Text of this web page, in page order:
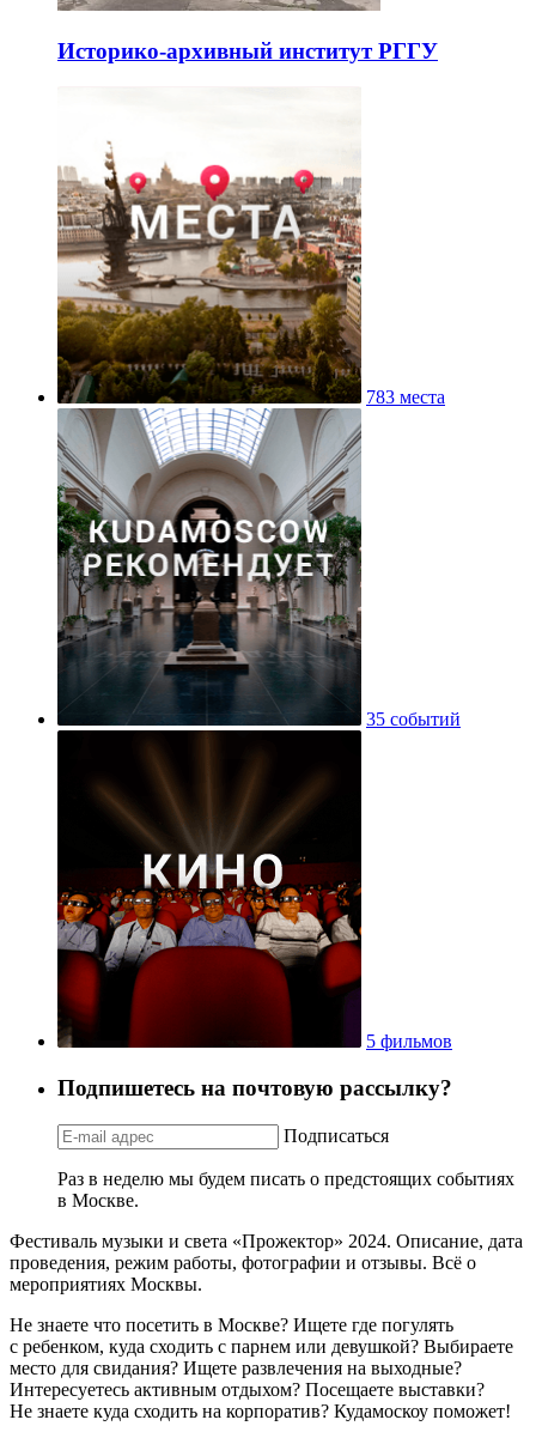
Историко-архивный институт РГГУ
783 места
35 событий
5 фильмов
Подпишетесь на почтовую рассылку?
Подписаться
Раз в неделю мы будем писать о предстоящих событиях
в Москве.
Фестиваль музыки и света «Прожектор» 2024. Описание, дата
проведения, режим работы, фотографии и отзывы. Всё о
мероприятиях Москвы.
Не знаете что посетить в Москве? Ищете где погулять
с ребенком, куда сходить с парнем или девушкой? Выбираете
место для свидания? Ищете развлечения на выходные?
Интересуетесь активным отдыхом? Посещаете выставки?
Не знаете куда сходить на корпоратив? Кудамоскоу поможет!